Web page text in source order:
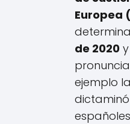
Europea
de 2020
ejemplo
españoles